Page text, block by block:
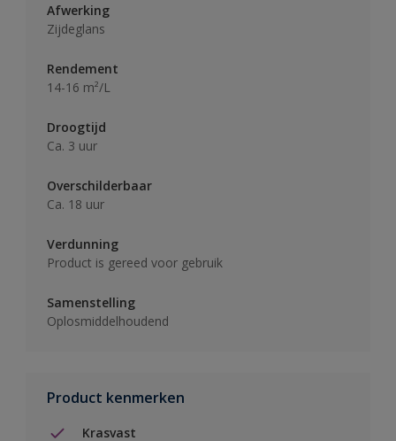
Afwerking
Zijdeglans
Rendement
14-16 m²/L
Droogtijd
Ca. 3 uur
Overschilderbaar
Ca. 18 uur
Verdunning
Product is gereed voor gebruik
Samenstelling
Oplosmiddelhoudend
Product kenmerken
Krasvast